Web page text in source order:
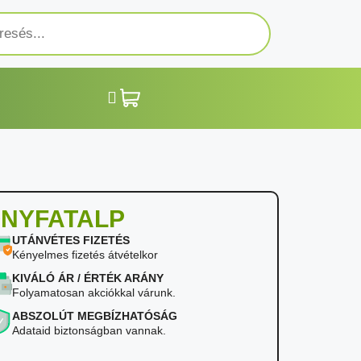
UTÁNVÉTES FIZETÉS
Kényelmes fizetés átvételkor
KIVÁLÓ ÁR / ÉRTÉK ARÁNY
Folyamatosan akciókkal várunk.
ABSZOLÚT MEGBÍZHATÓSÁG
Adataid biztonságban vannak.